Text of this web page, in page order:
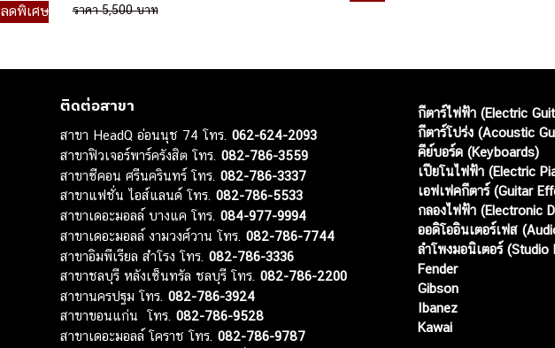
ลดพิเศษ ราคา 5,500 บาท
ติดต่อสาขา
สาขา HeadQ อ่อนนุช 74 โทร.062-624-2093
สาขาฟิวเจอร์พาร์ครังสิต โทร.082-786-3559
สาขาซีคอน ศรีนครินทร์ โทร.082-786-3337
สาขาแฟชั่น ไอส์แลนด์ โทร.082-786-5533
สาขาเดอะมอลล์ บางแค โทร.084-977-9994
สาขาเดอะมอลล์ งามวงศ์วาน โทร.082-786-7744
สาขาอิมพีเรียล สำโรง โทร.082-786-3336
สาขาชลบุรี หลังเซ็นทรัล ชลบุรี โทร.082-786-2200
สาขานครปฐม โทร.082-786-3924
สาขาขอนแก่น โทร.082-786-9528
สาขาเดอะมอลล์ โคราช โทร.082-786-9787
กีตาร์ไฟฟ้า (Electric
กีตาร์โปร่ง (Acoustic
คีย์บอร์ด (Keyboards)
เปียโนไฟฟ้า (Electric
เอฟเฟคกีตาร์ (Guitar
กลองไฟฟ้า (Electronic
ออดิโออินเตอร์เฟส
ลำโพงมอนิเตอร์ (Studio
Fender
Gibson
Ibanez
Kawai